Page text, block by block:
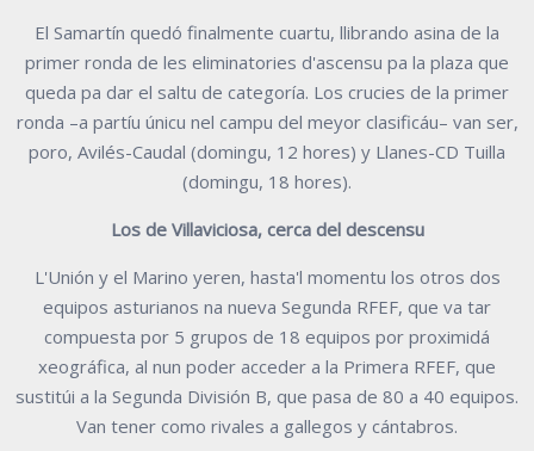
El Samartín quedó finalmente cuartu, llibrando asina de la
primer ronda de les eliminatories d'ascensu pa la plaza que
queda pa dar el saltu de categoría. Los crucies de la primer
ronda –a partíu únicu nel campu del meyor clasificáu– van ser,
poro, Avilés-Caudal (domingu, 12 hores) y Llanes-CD Tuilla
(domingu, 18 hores).
Los de Villaviciosa, cerca del descensu
L'Unión y el Marino yeren, hasta'l momentu los otros dos
equipos asturianos na nueva Segunda RFEF, que va tar
compuesta por 5 grupos de 18 equipos por proximidá
xeográfica, al nun poder acceder a la Primera RFEF, que
sustitúi a la Segunda División B, que pasa de 80 a 40 equipos.
Van tener como rivales a gallegos y cántabros.